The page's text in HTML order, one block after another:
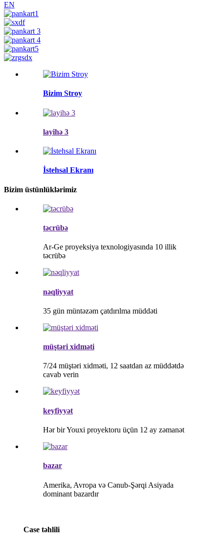
EN
Bizim Stroy
layihə 3
İstehsal Ekranı
Bizim üstünlüklərimiz
təcrübə
Ar-Ge proyeksiya texnologiyasında 10 illik
təcrübə
nəqliyyat
35 gün müntəzəm çatdırılma müddəti
müştəri xidməti
7/24 müştəri xidməti, 12 saatdan az müddətdə
cavab verin
keyfiyyət
Hər bir Youxi proyektoru üçün 12 ay zəmanət
bazar
Amerika, Avropa və Cənub-Şərqi Asiyada
dominant bazardır
Case təhlili